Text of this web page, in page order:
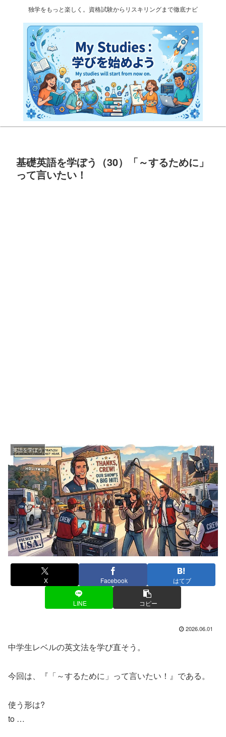
独学をもっと楽しく。資格試験からリスキリングまで徹底ナビ
基礎英語を学ぼう（30）「～するために」
って言いたい！
英語を学ぼう
X Facebook はてブ
LINE コピー
2026.06.01
中学生レベルの英文法を学び直そう。
今回は、『「～するために」って言いたい！』である。
使う形は?
to …